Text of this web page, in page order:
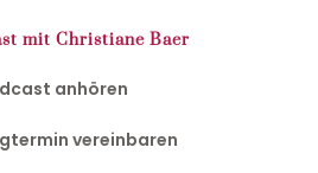
mit Christiane Baer
anhören
vereinbaren